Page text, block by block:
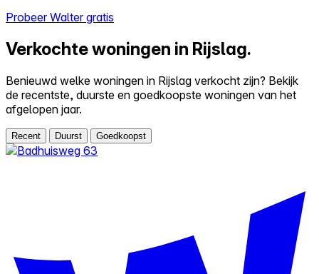
Probeer Walter gratis
Verkochte woningen in Rijslag.
Benieuwd welke woningen in Rijslag verkocht zijn? Bekijk
de recentste, duurste en goedkoopste woningen van het
afgelopen jaar.
Recent Duurst Goedkoopst